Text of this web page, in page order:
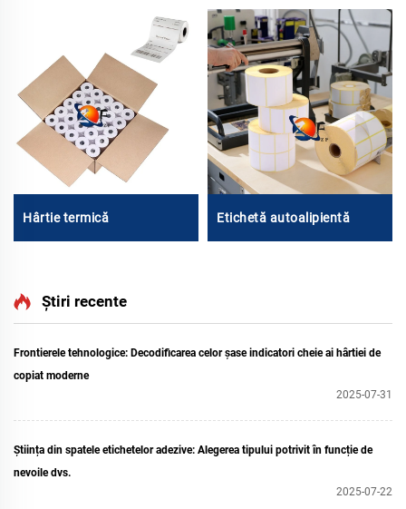
Hârtie termică Etichetă autoalipientă
Știri recente
Frontierele tehnologice: Decodificarea celor șase indicatori cheie ai hârtiei de
copiat moderne
2025-07-31
Știința din spatele etichetelor adezive: Alegerea tipului potrivit în funcție de
nevoile dvs.
2025-07-22